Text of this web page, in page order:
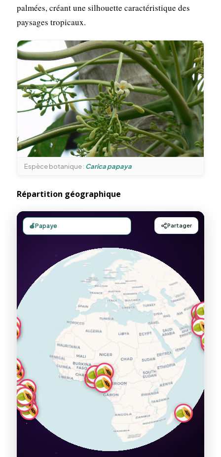
palmées, créant une silhouette caractéristique des
paysages tropicaux.
Espèce botanique : Carica papaya
Répartition géographique